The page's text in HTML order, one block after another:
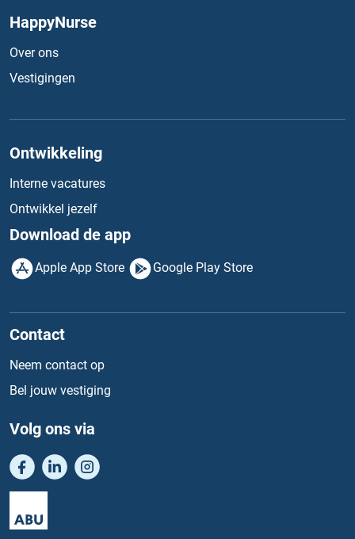
HappyNurse
Over ons
Vestigingen
Ontwikkeling
Interne vacatures
Ontwikkel jezelf
Download de app
Apple App Store Google Play Store
Contact
Neem contact op
Bel jouw vestiging
Volg ons via